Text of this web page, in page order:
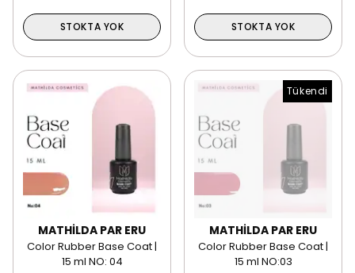
STOKTA YOK STOKTA YOK
MATHİLDA PAR ERU
Color Rubber Base Coat |
15 ml NO: 04
Tükendi
MATHİLDA PAR ERU
Color Rubber Base Coat |
15 ml NO:03